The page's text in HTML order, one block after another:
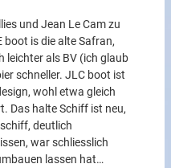
und Jean Le Cam zu
boot is die alte Safran,
leichter als BV (ich glaub
schneller. JLC boot ist
wohl etwa gleich
Das halte Schiff ist neu,
deutlich
war schliesslich
lassen hat…